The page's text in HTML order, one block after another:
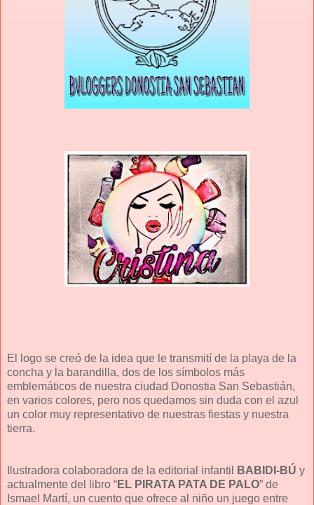
El logo se creó de la idea que le transmití de la playa de la
concha y la barandilla, dos de los símbolos más
emblemáticos de nuestra ciudad Donostia San Sebastián,
en varios colores, pero nos quedamos sin duda con el azul
un color muy representativo de nuestras fiestas y nuestra
tierra.
Ilustradora colaboradora de la editorial infantil BABIDI-BÚ y
actualmente del libro “EL PIRATA PATA DE PALO” de
Ismael Martí, un cuento que ofrece al niño un juego entre